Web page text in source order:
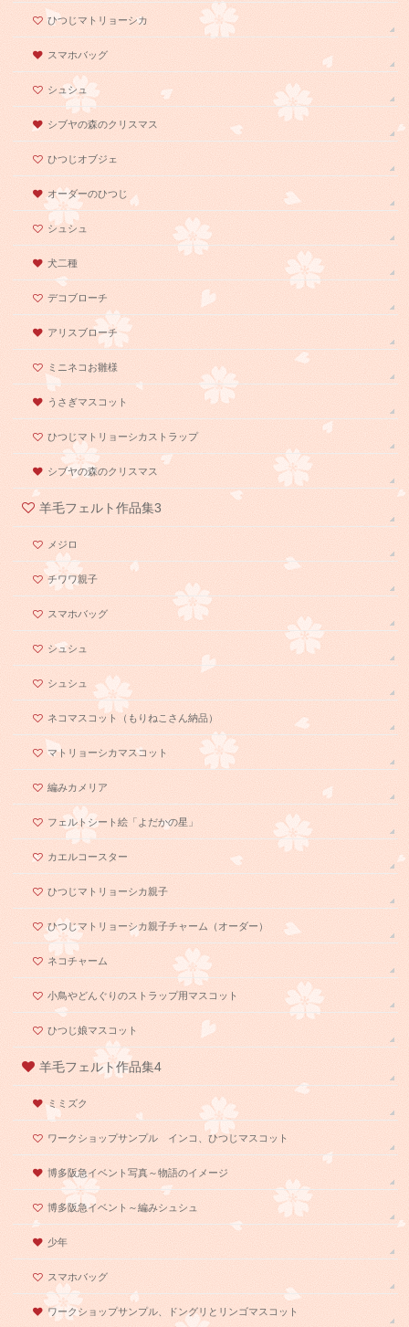
ひつじマトリョーシカ
スマホバッグ
シュシュ
シブヤの森のクリスマス
ひつじオブジェ
オーダーのひつじ
シュシュ
犬二種
デコブローチ
アリスブローチ
ミニネコお雛様
うさぎマスコット
ひつじマトリョーシカストラップ
シブヤの森のクリスマス
羊毛フェルト作品集3
メジロ
チワワ親子
スマホバッグ
シュシュ
シュシュ
ネコマスコット（もりねこさん納品）
マトリョーシカマスコット
編みカメリア
フェルトシート絵「よだかの星」
カエルコースター
ひつじマトリョーシカ親子
ひつじマトリョーシカ親子チャーム（オーダー）
ネコチャーム
小鳥やどんぐりのストラップ用マスコット
ひつじ娘マスコット
羊毛フェルト作品集4
ミミズク
ワークショップサンプル インコ、ひつじマスコット
博多阪急イベント写真～物語のイメージ
博多阪急イベント～編みシュシュ
少年
スマホバッグ
ワークショップサンプル、ドングリとリンゴマスコット